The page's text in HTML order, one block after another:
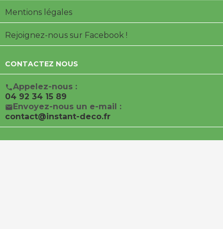
Mentions légales
Rejoignez-nous sur Facebook !
CONTACTEZ NOUS
Appelez-nous :
04 92 34 15 89
Envoyez-nous un e-mail :
contact@instant-deco.fr